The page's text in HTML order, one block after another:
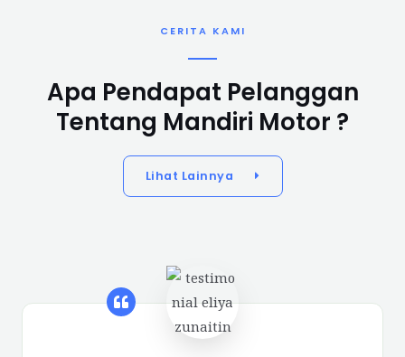
CERITA KAMI
Apa Pendapat Pelanggan
Tentang Mandiri Motor ?
Lihat Lainnya